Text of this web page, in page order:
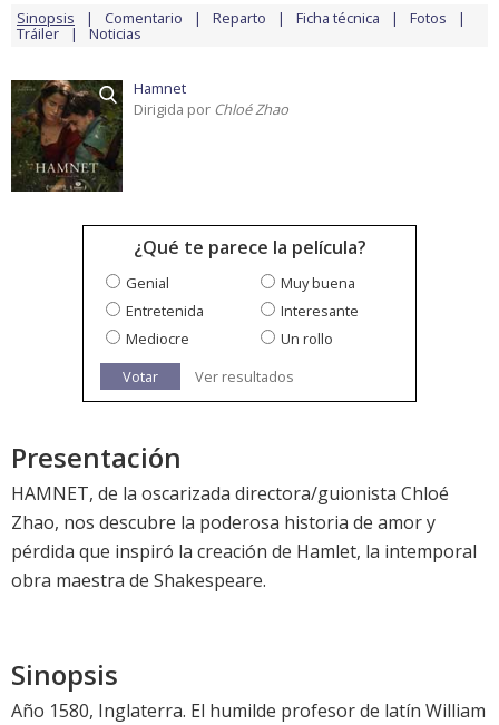
Sinopsis Comentario Reparto Ficha técnica Fotos
Tráiler Noticias
Hamnet
Dirigida por Chloé Zhao
¿Qué te parece la película?
Genial
Muy buena
Entretenida
Interesante
Mediocre
Un rollo
Votar
Ver resultados
Presentación
HAMNET, de la oscarizada directora/guionista Chloé
Zhao, nos descubre la poderosa historia de amor y
pérdida que inspiró la creación de Hamlet, la intemporal
obra maestra de Shakespeare.
Sinopsis
Año 1580, Inglaterra. El humilde profesor de latín William